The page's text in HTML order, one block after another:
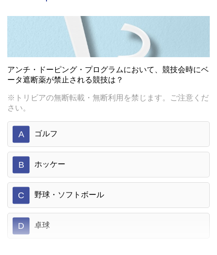
アンチ・ドーピング・プログラムにおいて、競技会時にベ
ータ遮断薬が禁止される競技は？
※トリビアの無断転載・無断利用を禁じます。ご注意くだ
さい。
A ゴルフ
B ホッケー
C 野球・ソフトボール
D 卓球